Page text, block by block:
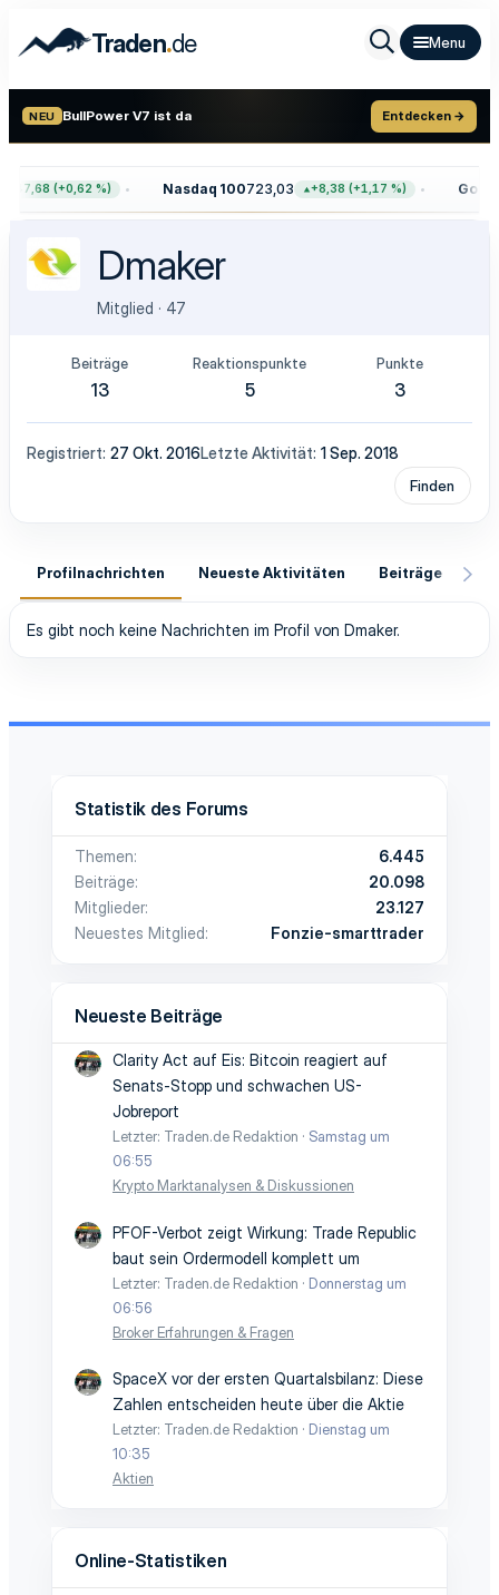
Traden.de
NEU BullPower V7 ist da Entdecken →
+47,68 (+0,62 %) Nasdaq 100723,03 +8,38 (+1,17 %) Gold
Dmaker
Mitglied · 47
Beiträge
13
Reaktionspunkte
5
Punkte
3
Registriert 27 Okt. 2016Letzte Aktivität 1 Sep. 2018
Finden
Profilnachrichten Neueste Aktivitäten Beiträge
Es gibt noch keine Nachrichten im Profil von Dmaker.
Statistik des Forums
Themen
6.445
Beiträge
20.098
Mitglieder
23.127
Neuestes Mitglied
Fonzie-smarttrader
Neueste Beiträge
Clarity Act auf Eis: Bitcoin reagiert auf
Senats-Stopp und schwachen US-
Jobreport
Letzter: Traden.de Redaktion
Samstag um
06:55
Krypto Marktanalysen & Diskussionen
PFOF-Verbot zeigt Wirkung: Trade Republic
baut sein Ordermodell komplett um
Letzter: Traden.de Redaktion
Donnerstag um
06:56
Broker Erfahrungen & Fragen
SpaceX vor der ersten Quartalsbilanz: Diese
Zahlen entscheiden heute über die Aktie
Letzter: Traden.de Redaktion
Dienstag um
10:35
Aktien
Online-Statistiken